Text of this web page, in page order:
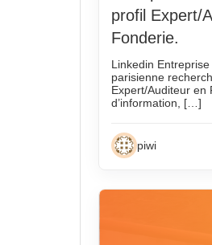
novembre 2025
septembre 2025
août 2025
juillet 2025
juin 2025
profil Expert/
Fonderie.
Linkedin
parisienne
Expert/Auditeur en
d’information, […]
piwi